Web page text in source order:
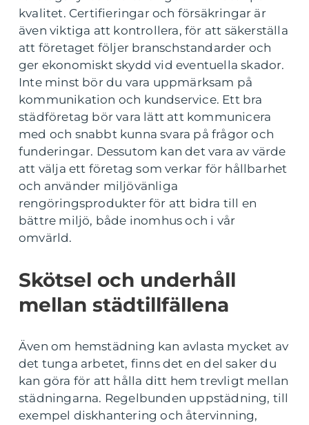
kvalitet. Certifieringar och försäkringar är
även viktiga att kontrollera, för att säkerställa
att företaget följer branschstandarder och
ger ekonomiskt skydd vid eventuella skador.
Inte minst bör du vara uppmärksam på
kommunikation och kundservice. Ett bra
städföretag bör vara lätt att kommunicera
med och snabbt kunna svara på frågor och
funderingar. Dessutom kan det vara av värde
att välja ett företag som verkar för hållbarhet
och använder miljövänliga
rengöringsprodukter för att bidra till en
bättre miljö, både inomhus och i vår
omvärld.
Skötsel och underhåll
mellan städtillfällena
Även om hemstädning kan avlasta mycket av
det tunga arbetet, finns det en del saker du
kan göra för att hålla ditt hem trevligt mellan
städningarna. Regelbunden uppstädning, till
exempel diskhantering och återvinning,